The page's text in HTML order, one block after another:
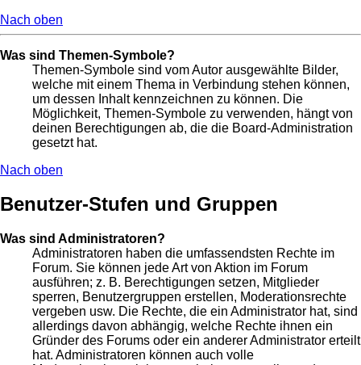
Nach oben
Was sind Themen-Symbole?
Themen-Symbole sind vom Autor ausgewählte Bilder,
welche mit einem Thema in Verbindung stehen können,
um dessen Inhalt kennzeichnen zu können. Die
Möglichkeit, Themen-Symbole zu verwenden, hängt von
deinen Berechtigungen ab, die die Board-Administration
gesetzt hat.
Nach oben
Benutzer-Stufen und Gruppen
Was sind Administratoren?
Administratoren haben die umfassendsten Rechte im
Forum. Sie können jede Art von Aktion im Forum
ausführen; z. B. Berechtigungen setzen, Mitglieder
sperren, Benutzergruppen erstellen, Moderationsrechte
vergeben usw. Die Rechte, die ein Administrator hat, sind
allerdings davon abhängig, welche Rechte ihnen ein
Gründer des Forums oder ein anderer Administrator erteilt
hat. Administratoren können auch volle